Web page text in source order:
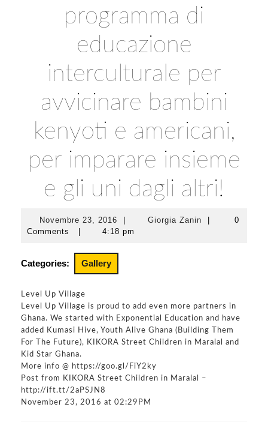
programma di
educazione
interculturale per
avvicinare bambini
kenyoti e americani,
per imparare insieme
e gli uni dagli altri!
Novembre 23, 2016
Novembre
23,
Giorgia Zanin
Giorgia
0
Comments
4:18 pm
Categories: Gallery
Level Up Village
Level Up Village is proud to add even more partners in
Ghana. We started with Exponential Education and have
added Kumasi Hive, Youth Alive Ghana (Building Them
For The Future), KIKORA Street Children in Maralal and
Kid Star Ghana.
More info @ https://goo.gl/FiY2ky
Post from KIKORA Street Children in Maralal –
http://ift.tt/2aPSJN8
November 23, 2016 at 02:29PM